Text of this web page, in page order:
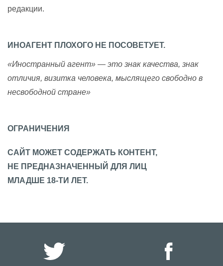
редакции.
ИНОАГЕНТ ПЛОХОГО НЕ ПОСОВЕТУЕТ.
«Иностранный агент» — это знак качества, знак
отличия, визитка человека, мыслящего свободно в
несвободной стране»
ОГРАНИЧЕНИЯ
САЙТ МОЖЕТ СОДЕРЖАТЬ КОНТЕНТ,
НЕ ПРЕДНАЗНАЧЕННЫЙ ДЛЯ ЛИЦ
МЛАДШЕ 18-ТИ ЛЕТ.